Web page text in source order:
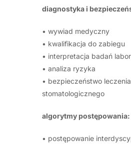
diagnostyka i
• wywiad medyczny
• kwalifikacja do zabiegu
• interpretacja badań
• analiza ryzyka
• bezpieczeństwo leczenia
stomatologicznego
algorytmy postępowania:
• postępowanie